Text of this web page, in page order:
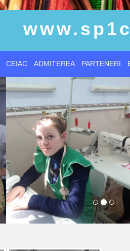
CEIAC ADMITEREA PARTENERI